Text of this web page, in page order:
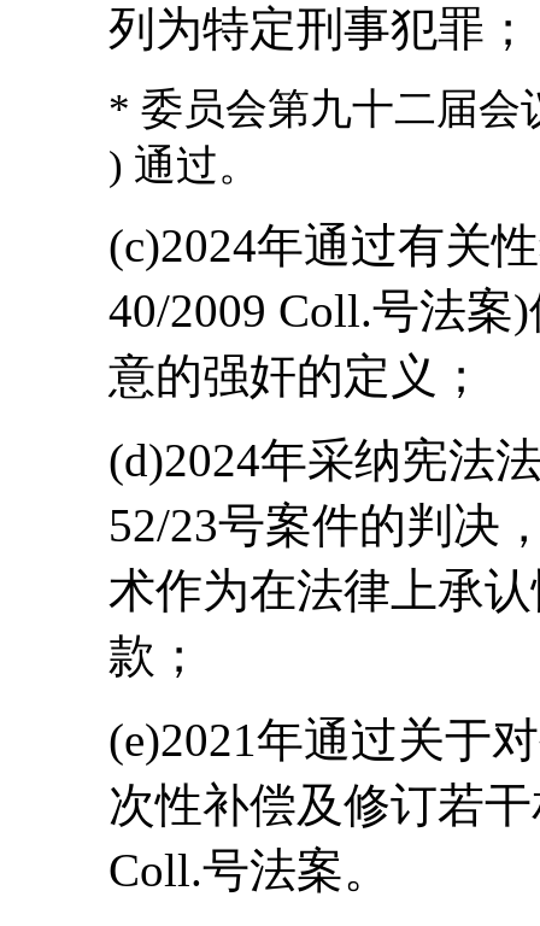
列为特定刑事犯罪；
* 委员会第九十二届会
) 通过。
(c)2024年通过有关
40/2009 Coll.号法
意的强奸的定义；
(d)2024年采纳宪法
52/23号案件的判决
术作为在法律上承
款；
(e)2021年通过关于
次性补偿及修订若
Coll.号法案。